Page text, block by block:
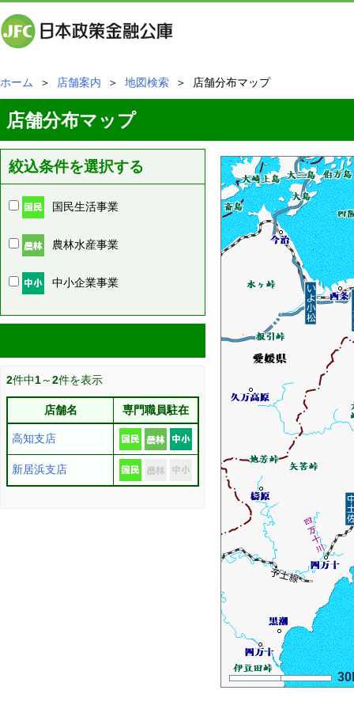
ホーム ＞ 店舗案内 ＞ 地図検索 ＞ 店舗分布マップ
店舗分布マップ
絞込条件を選択する
国民生活事業
農林水産事業
中小企業事業
2件中1～2件を表示
店舗名 専門職員駐在
高知支店
新居浜支店